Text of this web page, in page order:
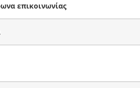
επικοινωνίας